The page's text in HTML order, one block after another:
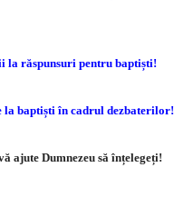
la răspunsuri pentru baptiști!
baptiști în cadrul dezbaterilor!
ajute Dumnezeu să înțelegeți!